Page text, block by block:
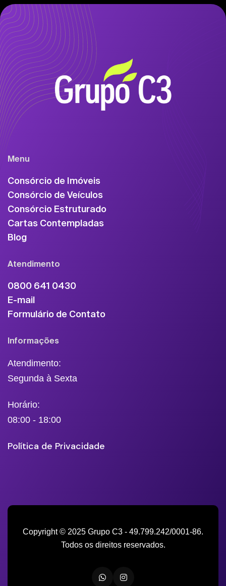
Menu
Consórcio de Imóveis
Consórcio de Veículos
Consórcio Estruturado
Cartas Contempladas
Blog
Atendimento
0800 641 0430
E-mail
Formulário de Contato
Informações
Atendimento:
Segunda à Sexta
Horário:
08:00 - 18:00
Política de Privacidade
Copyright © 2025 Grupo C3 - 49.799.242/0001-86.
Todos os direitos reservados.